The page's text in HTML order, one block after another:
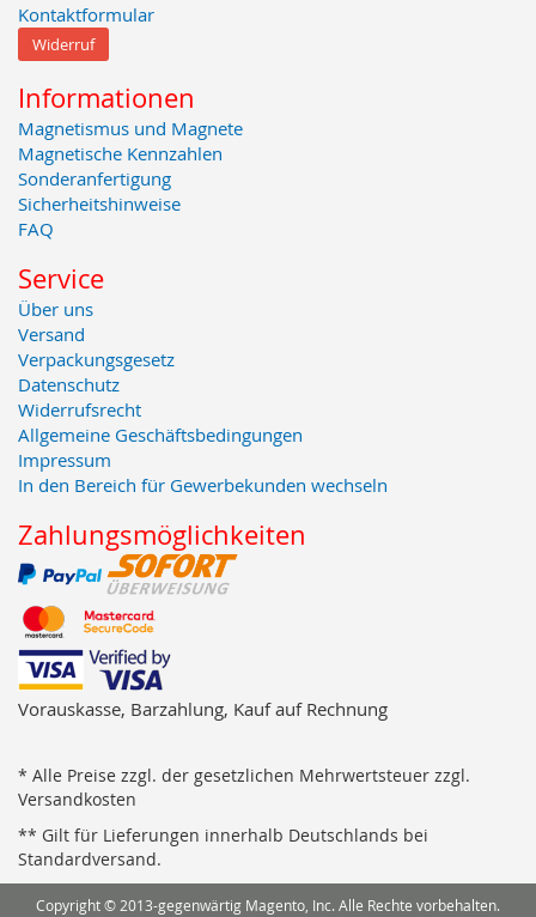
Kontaktformular
Widerruf
Informationen
Magnetismus und Magnete
Magnetische Kennzahlen
Sonderanfertigung
Sicherheitshinweise
FAQ
Service
Über uns
Versand
Verpackungsgesetz
Datenschutz
Widerrufsrecht
Allgemeine Geschäftsbedingungen
Impressum
In den Bereich für Gewerbekunden wechseln
Zahlungsmöglichkeiten
Vorauskasse, Barzahlung, Kauf auf Rechnung
* Alle Preise zzgl. der gesetzlichen Mehrwertsteuer zzgl.
Versandkosten
** Gilt für Lieferungen innerhalb Deutschlands bei
Standardversand.
Copyright © 2013-gegenwärtig Magento, Inc. Alle Rechte vorbehalten.